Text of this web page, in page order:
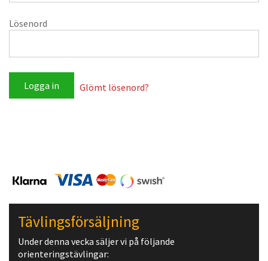
Lösenord
Glömt lösenord?
Tävlingsförsäljning
Under denna vecka säljer vi på följande
orienteringstävlingar: